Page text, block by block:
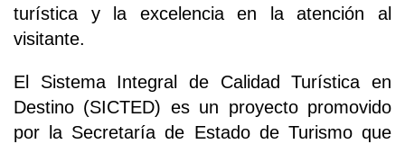
turística y la excelencia en la atención al
visitante.
El Sistema Integral de Calidad Turística en
Destino (SICTED) es un proyecto promovido
por la Secretaría de Estado de Turismo que